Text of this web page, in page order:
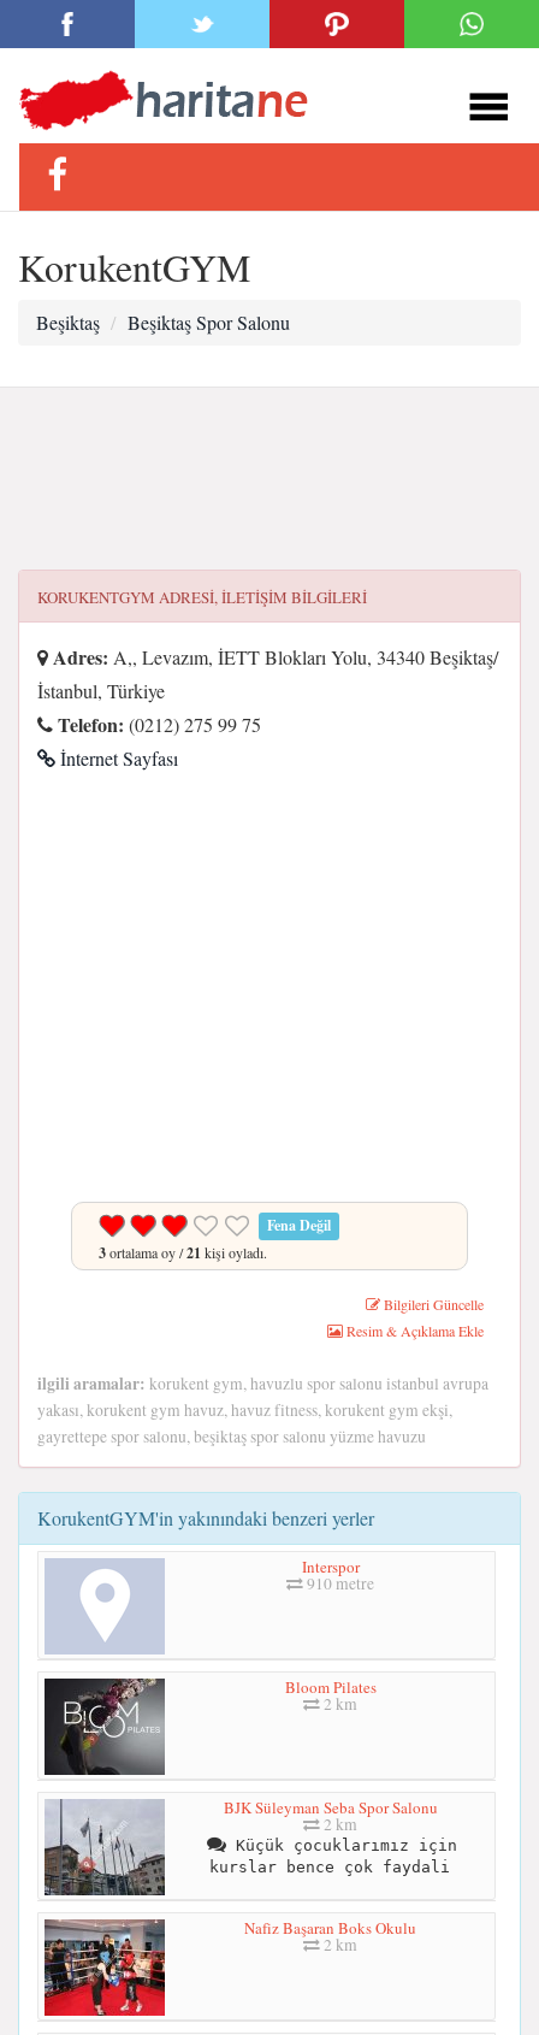
KorukentGYM
Beşiktaş Beşiktaş Spor Salonu
KORUKENTGYM ADRESI, ILETIŞIM BILGILERI
Adres: A,, Levazım, İETT Blokları Yolu, 34340 Beşiktaş/
İstanbul, Türkiye
Telefon: (0212) 275 99 75
İnternet Sayfası
Fena Değil
3ortalama oy /21 kişi oyladı.
Bilgileri Güncelle
Resim & Açıklama Ekle
ilgili aramalar: korukent gym, havuzlu spor salonu istanbul avrupa
yakası, korukent gym havuz, havuz fitness, korukent gym ekşi,
gayrettepe spor salonu, beşiktaş spor salonu yüzme havuzu
KorukentGYM'in yakınındaki benzeri yerler
Interspor
910 metre
Bloom Pilates
2 km
BJK Süleyman Seba Spor Salonu
2 km
Küçük çocuklarımız için
kurslar bence çok faydali
Nafiz Başaran Boks Okulu
2 km